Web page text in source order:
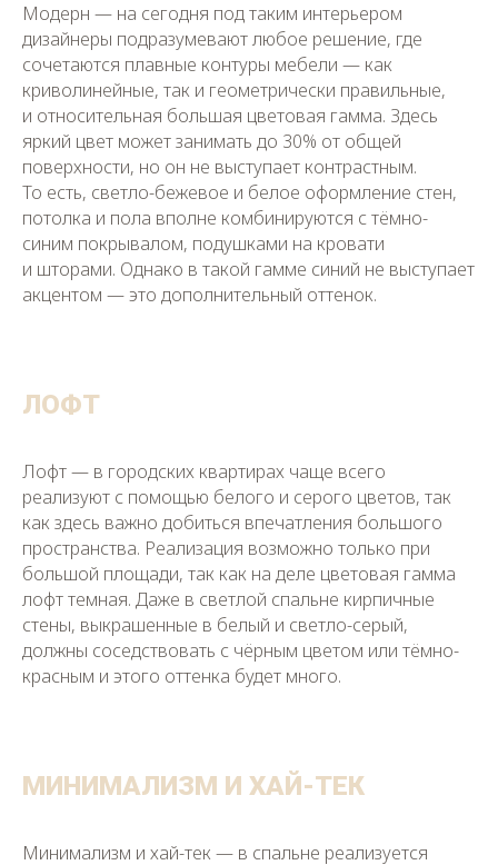
Модерн — на сегодня под таким интерьером
дизайнеры подразумевают любое решение, где
сочетаются плавные контуры мебели — как
криволинейные, так и геометрически правильные,
и относительная большая цветовая гамма. Здесь
яркий цвет может занимать до 30% от общей
поверхности, но он не выступает контрастным.
То есть, светло-бежевое и белое оформление стен,
потолка и пола вполне комбинируются с тёмно-
синим покрывалом, подушками на кровати
и шторами. Однако в такой гамме синий не выступает
акцентом — это дополнительный оттенок.
ЛОФТ
Лофт — в городских квартирах чаще всего
реализуют с помощью белого и серого цветов, так
как здесь важно добиться впечатления большого
пространства. Реализация возможно только при
большой площади, так как на деле цветовая гамма
лофт темная. Даже в светлой спальне кирпичные
стены, выкрашенные в белый и светло-серый,
должны соседствовать с чёрным цветом или тёмно-
красным и этого оттенка будет много.
МИНИМАЛИЗМ И ХАЙ-ТЕК
Минимализм и хай-тек — в спальне реализуется